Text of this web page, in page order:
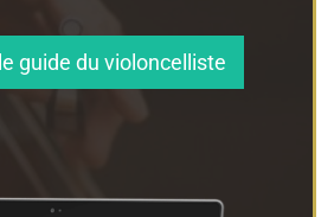
guide du violoncelliste